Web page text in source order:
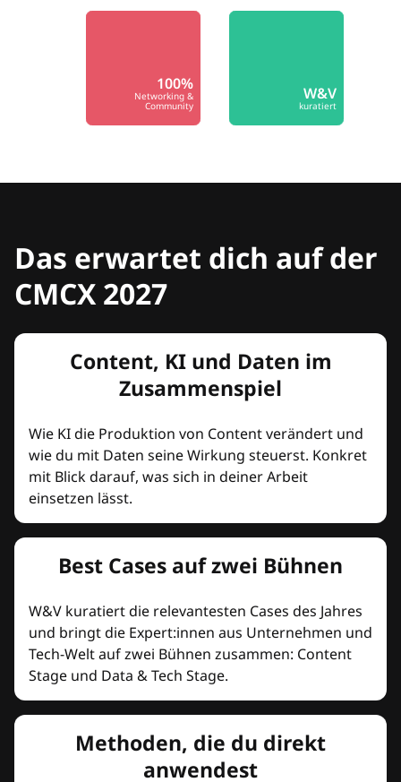
100%
Networking &
Community
W&V
kuratiert
Das erwartet dich auf der
CMCX 2027
Content, KI und Daten im
Zusammenspiel
Wie KI die Produktion von Content verändert und
wie du mit Daten seine Wirkung steuerst. Konkret
mit Blick darauf, was sich in deiner Arbeit
einsetzen lässt.
Best Cases auf zwei Bühnen
W&V kuratiert die relevantesten Cases des Jahres
und bringt die Expert:innen aus Unternehmen und
Tech-Welt auf zwei Bühnen zusammen: Content
Stage und Data & Tech Stage.
Methoden, die du direkt
anwendest